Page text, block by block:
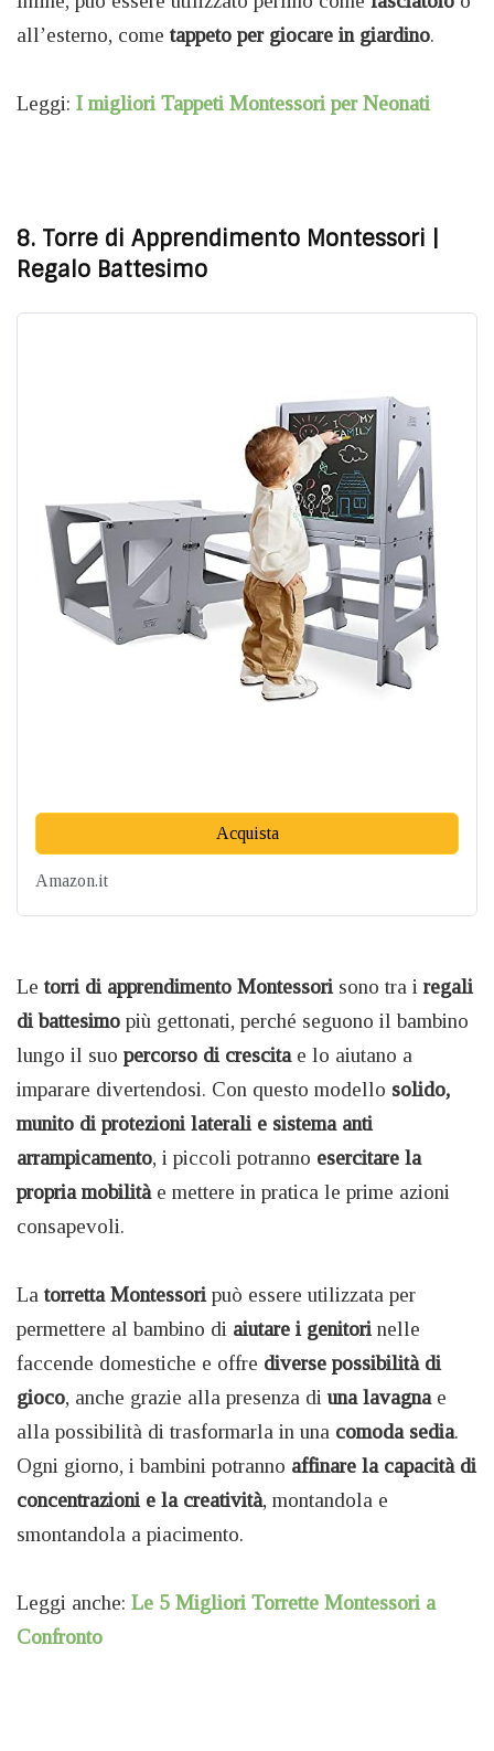
all’esterno, come tappeto per giocare in giardino.
Leggi: I migliori Tappeti Montessori per Neonati
8. Torre di Apprendimento Montessori |
Regalo Battesimo
Acquista
Amazon.it
Le torri di apprendimento Montessori sono tra i regali
di battesimo più gettonati, perché seguono il bambino
lungo il suo percorso di crescita e lo aiutano a
imparare divertendosi. Con questo modello solido,
munito di protezioni laterali e sistema anti
arrampicamento, i piccoli potranno esercitare la
propria mobilità e mettere in pratica le prime azioni
consapevoli.
La torretta Montessori può essere utilizzata per
permettere al bambino di aiutare i genitori nelle
faccende domestiche e offre diverse possibilità di
gioco, anche grazie alla presenza di una lavagna e
alla possibilità di trasformarla in una comoda sedia.
Ogni giorno, i bambini potranno affinare la capacità di
concentrazioni e la creatività, montandola e
smontandola a piacimento.
Leggi anche: Le 5 Migliori Torrette Montessori a
Confronto